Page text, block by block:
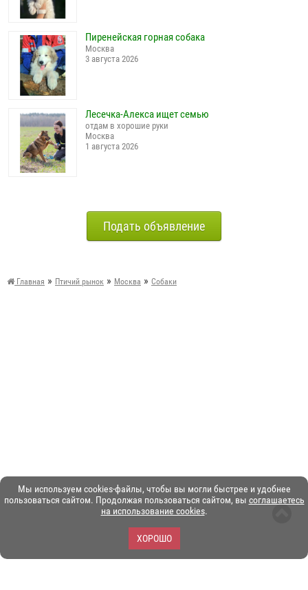
Мы используем cookies-файлы, чтобы вы могли быстрее и удобнее
пользоваться сайтом. Продолжая пользоваться сайтом, вы соглашаетесь
на использование cookies.
ХОРОШО
Пиренейская горная собака
Москва
3 августа 2026
Лесечка-Алекса ищет семью
отдам в хорошие руки
Москва
1 августа 2026
Подать объявление
Главная » Птичий рынок » Москва » Собаки